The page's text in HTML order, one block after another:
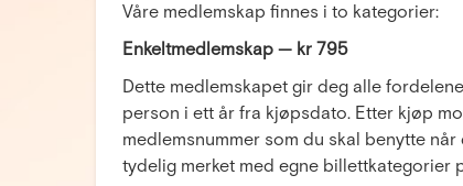
Våre medlemskap finnes i to kategorier:
Enkeltmedlemskap — kr 795
Dette medlemskapet gir deg alle
person i ett år fra kjøpsdato. Etter kjøp
medlemsnummer som du skal benytte
tydelig merket med egne billettkategorier